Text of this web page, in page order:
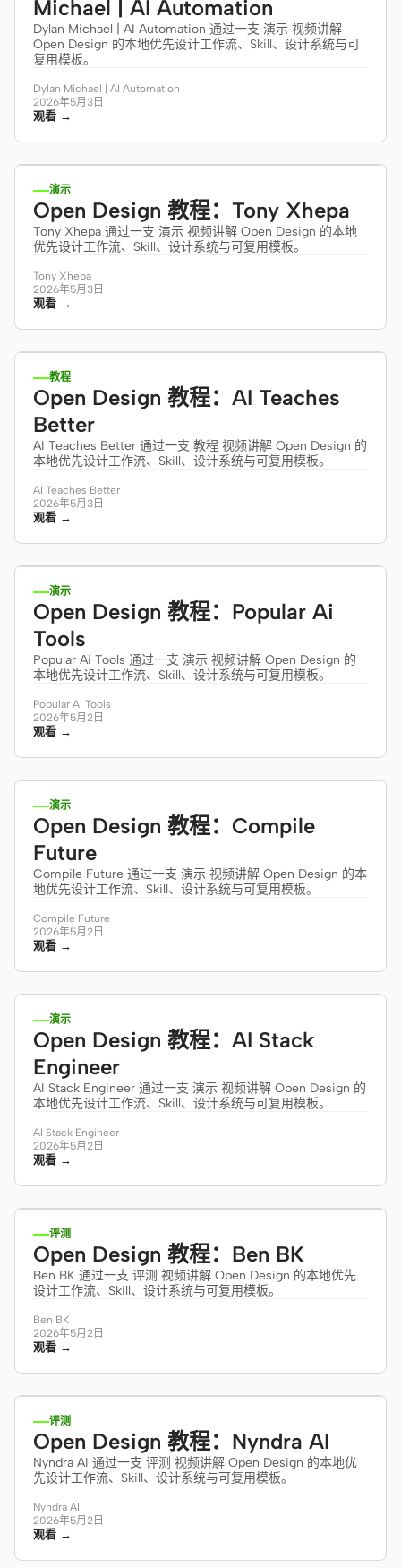
Michael | AI Automation
Dylan Michael | AI Automation 通过一支 演示 视频讲解
Open Design 的本地优先设计工作流、Skill、设计系统与可
复用模板。
Dylan Michael | AI Automation
2026年5月3日
观看 →
7:01
演示
Open Design 教程：Tony Xhepa
Tony Xhepa 通过一支 演示 视频讲解 Open Design 的本地
优先设计工作流、Skill、设计系统与可复用模板。
Tony Xhepa
2026年5月3日
观看 →
8:57
教程
Open Design 教程：AI Teaches
Better
AI Teaches Better 通过一支 教程 视频讲解 Open Design 的
本地优先设计工作流、Skill、设计系统与可复用模板。
AI Teaches Better
2026年5月3日
观看 →
10:28
演示
Open Design 教程：Popular Ai
Tools
Popular Ai Tools 通过一支 演示 视频讲解 Open Design 的
本地优先设计工作流、Skill、设计系统与可复用模板。
Popular Ai Tools
2026年5月2日
观看 →
11:05
演示
Open Design 教程：Compile
Future
Compile Future 通过一支 演示 视频讲解 Open Design 的本
地优先设计工作流、Skill、设计系统与可复用模板。
Compile Future
2026年5月2日
观看 →
10:36
演示
Open Design 教程：AI Stack
Engineer
AI Stack Engineer 通过一支 演示 视频讲解 Open Design 的
本地优先设计工作流、Skill、设计系统与可复用模板。
AI Stack Engineer
2026年5月2日
观看 →
10:37
评测
Open Design 教程：Ben BK
Ben BK 通过一支 评测 视频讲解 Open Design 的本地优先
设计工作流、Skill、设计系统与可复用模板。
Ben BK
2026年5月2日
观看 →
8:15
评测
Open Design 教程：Nyndra AI
Nyndra AI 通过一支 评测 视频讲解 Open Design 的本地优
先设计工作流、Skill、设计系统与可复用模板。
Nyndra AI
2026年5月2日
观看 →
15:08